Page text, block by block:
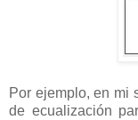
Por ejemplo, en mi
de ecualización